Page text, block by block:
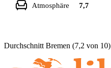
Atmosphäre 7,7
Durchschnitt Bremen (7,2 von 10)